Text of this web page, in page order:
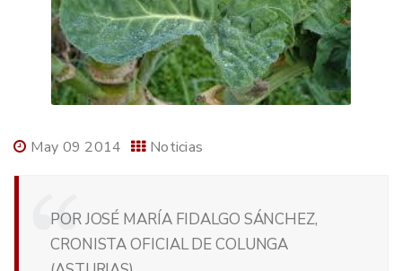
May 09 2014 Noticias
POR JOSÉ MARÍA FIDALGO SÁNCHEZ,
CRONISTA OFICIAL DE COLUNGA